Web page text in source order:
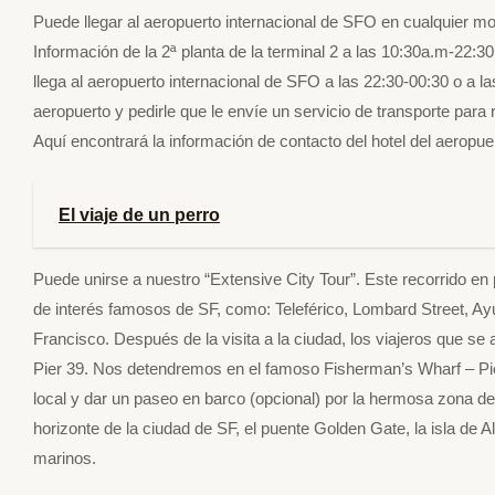
Puede llegar al aeropuerto internacional de SFO en cualquier
Información de la 2ª planta de la terminal 2 a las 10:30a.m-
llega al aeropuerto internacional de SFO a las 22:30-00:30 o a
aeropuerto y pedirle que le envíe un servicio de transporte
Aquí encontrará la información de contacto del hotel del
El viaje de un perro
Puede unirse a nuestro “Extensive City Tour”. Este recorrido
de interés famosos de SF, como: Teleférico, Lombard Street,
Francisco. Después de la visita a la ciudad, los viajeros que se
Pier 39. Nos detendremos en el famoso Fisherman’s Wharf –
local y dar un paseo en barco (opcional) por la hermosa zona
horizonte de la ciudad de SF, el puente Golden Gate, la isla de
marinos.